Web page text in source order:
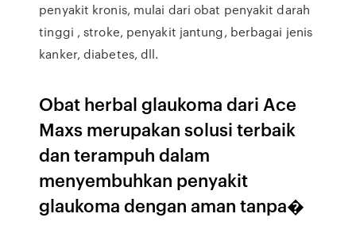
penyakit kronis, mulai dari obat penyakit darah
tinggi , stroke, penyakit jantung, berbagai jenis
kanker, diabetes, dll.
Obat herbal glaukoma dari Ace
Maxs merupakan solusi terbaik
dan terampuh dalam
menyembuhkan penyakit
glaukoma dengan aman tanpa�